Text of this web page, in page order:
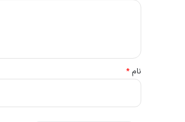
نام *